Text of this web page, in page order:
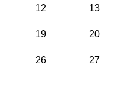
12 13
19 20
26 27